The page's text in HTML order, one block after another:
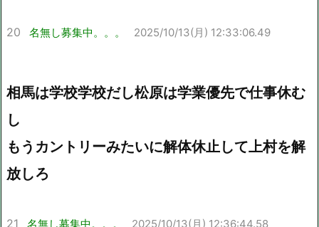
20 名無し募集中。。。 2025/10/13(月) 12:33:06.49
相馬は学校学校だし松原は学業優先で仕事休む
し
もうカントリーみたいに解体休止して上村を解
放しろ
21 名無し募集中。。。 2025/10/13(月) 12:36:44.58